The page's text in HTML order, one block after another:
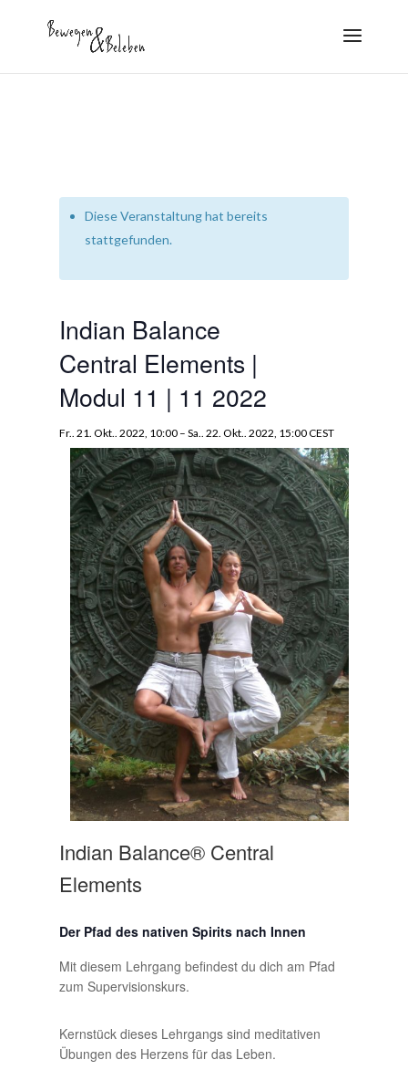
Diese Veranstaltung hat bereits
stattgefunden.
Indian Balance
Central Elements |
Modul 11 | 11 2022
Fr.. 21. Okt.. 2022, 10:00– Sa.. 22. Okt.. 2022, 15:00CEST
Indian Balance® Central
Elements
Der Pfad des nativen Spirits nach Innen
Mit diesem Lehrgang befindest du dich am Pfad
zum Supervisionskurs.
Kernstück dieses Lehrgangs sind meditativen
Übungen des Herzens für das Leben.